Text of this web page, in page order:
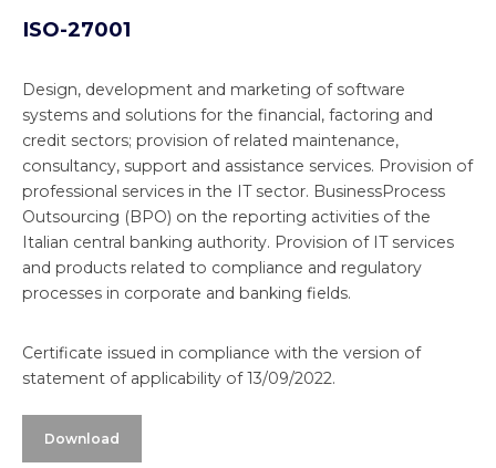
neperformante). Soluțiile specifice pentru Serviciile
emergente ale piețelor corporate și retail.
Adaugă autoritate în domenii importante precum
consultanța bancară și de procese pentru Finwave.
electronică, semnătura digitală, arhivarea
personalizate pentru fiecare client în parte,
cu accent simplu orientat către o mai mare
eficiență și performanță îmbunătățită.
Adaugă autoritate în domenii importante precum
consultanța reglementară și de proces, precum și în
aria de bază a conformității și raportării
reglementare, atât la nivel local, cât și global, pentru
Finwave.
ISO-27001
Design, development and marketing of software
systems and solutions for the financial, factoring and
credit sectors; provision of related maintenance,
consultancy, support and assistance services. Provision of
professional services in the IT sector. BusinessProcess
Outsourcing (BPO) on the reporting activities of the
Italian central banking authority. Provision of IT services
and products related to compliance and regulatory
processes in corporate and banking fields.
Certificate issued in compliance with the version of
statement of applicability of 13/09/2022.
Download